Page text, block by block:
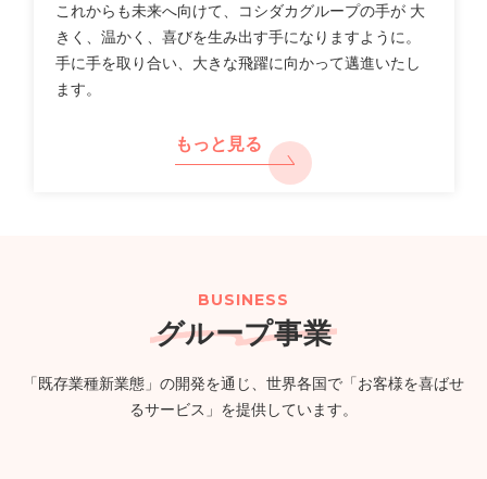
2026年07月10日 決算
2026年8月期 第３四半期決算短信〔日本基準〕(連結)
【カラオケまねきねこ 相模大野駅前店】 8 月 5 日 12:00
グランドオープン!プロ参戦のダーツイベントも開催!
（712KB）
ニュースリリース
【カラオケまねきねこ 古川台町店】7月30日 17:00 グラ
ンドオープン!おかしバーを宮城・大崎市初導入!来店する
これからも未来へ向けて、コシダカグループの手が 大
きく、温かく、喜びを生み出す手になりますように。
手に手を取り合い、大きな飛躍に向かって邁進いたし
ます。
もっと見る
BUSINESS
グループ事業
「既存業種新業態」の開発を通じ、世界各国で「お客様を喜ばせ
るサービス」を提供しています。